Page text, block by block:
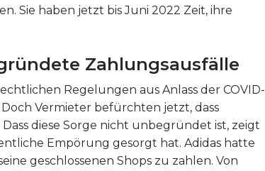
Sie haben jetzt bis Juni 2022 Zeit, ihre
Zahlungsausfälle
Regelungen aus Anlass der COVID-
Vermieter befürchten jetzt, dass
diese Sorge nicht unbegründet ist, zeigt
Empörung gesorgt hat. Adidas hatte
geschlossenen Shops zu zahlen. Von